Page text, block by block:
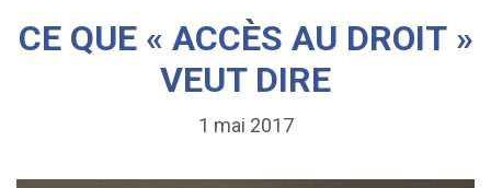
CE QUE « ACCÈS AU DROIT »
VEUT DIRE
1 mai 2017